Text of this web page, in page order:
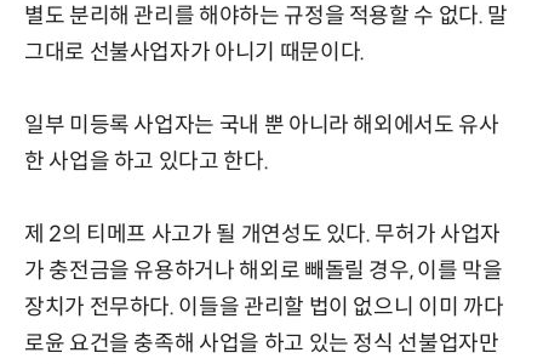
별도 분리해 관리를 해야하는 규정을 적용할 수 없다. 말
그대로 선불사업자가 아니기 때문이다.
일부 미등록 사업자는 국내 뿐 아니라 해외에서도 유사
한 사업을 하고 있다고 한다.
제 2의 티메프 사고가 될 개연성도 있다. 무허가 사업자
가 충전금을 유용하거나 해외로 빼돌릴 경우, 이를 막을
장치가 전무하다. 이들을 관리할 법이 없으니 이미 까다
로윤 요건을 충족해 사업을 하고 있는 정식 선불업자만